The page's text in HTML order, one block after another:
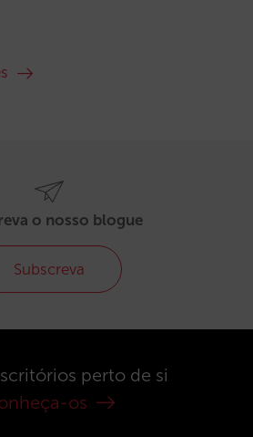
o nosso blogue
Subscreva
perto de si
os